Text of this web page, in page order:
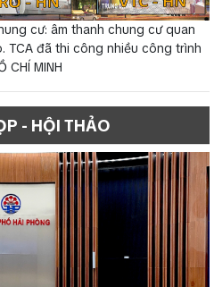
cư: âm thanh chung cư quan
đã thi công nhiều công trình
CHÍ MINH
- HỘI THẢO